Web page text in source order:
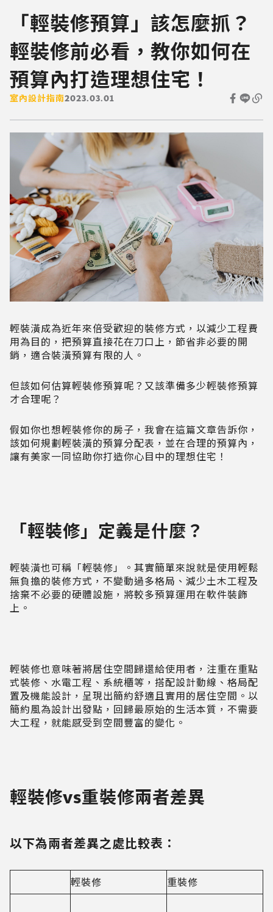
「輕裝修預算」該怎麼抓？
輕裝修前必看，教你如何在
預算內打造理想住宅！
室內設計指南2023.03.01
輕裝潢成為近年來倍受歡迎的裝修方式，以減少工程費
用為目的，把預算直接花在刀口上，節省非必要的開
銷，適合裝潢預算有限的人。
但該如何估算輕裝修預算呢？又該準備多少輕裝修預算
才合理呢？
假如你也想輕裝修你的房子，我會在這篇文章告訴你，
該如何規劃輕裝潢的預算分配表，並在合理的預算內，
讓有美家一同協助你打造你心目中的理想住宅！
「輕裝修」定義是什麼？
輕裝潢也可稱「輕裝修」。其實簡單來說就是使用輕鬆
無負擔的裝修方式，不變動過多格局、減少土木工程及
捨棄不必要的硬體設施，將較多預算運用在軟件裝飾
上。
輕裝修也意味著將居住空間歸還給使用者，注重在重點
式裝修、水電工程、系統櫃等，搭配設計動線、格局配
置及機能設計，呈現出簡約舒適且實用的居住空間。以
簡約風為設計出發點，回歸最原始的生活本質，不需要
大工程，就能感受到空間豐富的變化。
輕裝修vs重裝修兩者差異
以下為兩者差異之處比較表：
輕裝修 重裝修